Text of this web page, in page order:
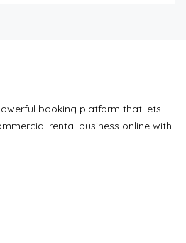
booking platform that lets
rental business online with